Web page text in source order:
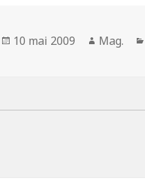
Publié
10 mai 2009 Auteur
Mag.